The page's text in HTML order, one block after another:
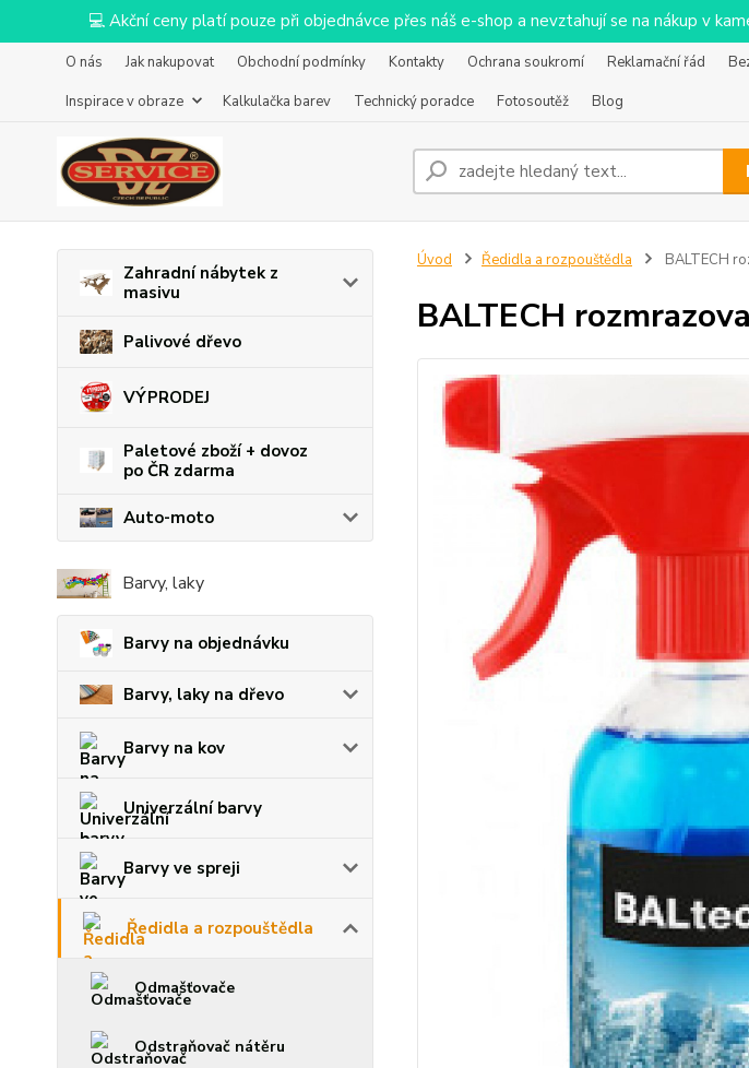
💻 Akční ceny platí pouze při objednávce přes náš e-shop a nevztahují se na nákup v
O nás Jak nakupovat Obchodní podmínky Kontakty Ochrana soukromí Reklamační řád
Inspirace v obraze
Kalkulačka barev Technický poradce Fotosoutěž Blog
Zahradní nábytek z
masivu
Palivové dřevo
VÝPRODEJ
Paletové zboží + dovoz
po ČR zdarma
Auto-moto
Barvy, laky
Barvy na objednávku
Barvy, laky na dřevo
Barvy na kov
Univerzální barvy
Barvy ve spreji
Ředidla a rozpouštědla
Odmašťovače
Odstraňovač nátěru
Úvod Ředidla a rozpouštědla BALTECH
BALTECH